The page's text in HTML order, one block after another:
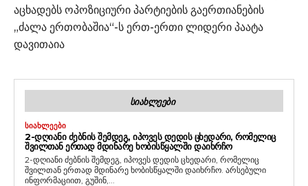
აცხადებს ოპოზიციური პარტიების გაერთიანების
„ძალა ერთობაშია“-ს ერთ-ერთი ლიდერი პაატა
დავითაია
ᲡᲘᲐᲮᲚᲔᲔᲑᲘ
ᲡᲘᲐᲮᲚᲔᲔᲑᲘ
2-ᲓᲦᲘᲐᲜᲘ ᲫᲔᲑᲜᲘᲡ ᲨᲔᲛᲓᲔᲒ, ᲘᲞᲝᲕᲔᲡ ᲓᲔᲓᲘᲡ ᲪᲮᲔᲓᲐᲠᲘ, ᲠᲝᲛᲔᲚᲘᲪ
ᲨᲕᲘᲚᲗᲐᲜ ᲔᲠᲗᲐᲓ ᲛᲓᲘᲜᲐᲠᲔ ᲮᲝᲑᲘᲡᲬᲧᲐᲚᲨᲘ ᲓᲐᲘᲮᲠᲩᲝ
2-დღიანი ძებნის შემდეგ, იპოვეს დედის ცხედარი, რომელიც
შვილთან ერთად მდინარე ხობისწყალში დაიხრჩო. არსებული
ინფორმაციით, გუშინ,...